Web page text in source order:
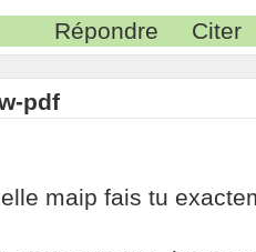
Répondre Citer
pdf
maip fais tu